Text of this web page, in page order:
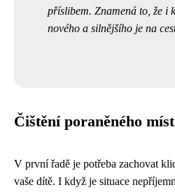
příslibem. Znamená to, že i
nového a silnějšího je na
Čištění poraněného
V první řadě je potřeba zachovat
vaše dítě. I když je situace